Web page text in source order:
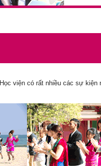
Học viện có rất nhiều các sự kiện